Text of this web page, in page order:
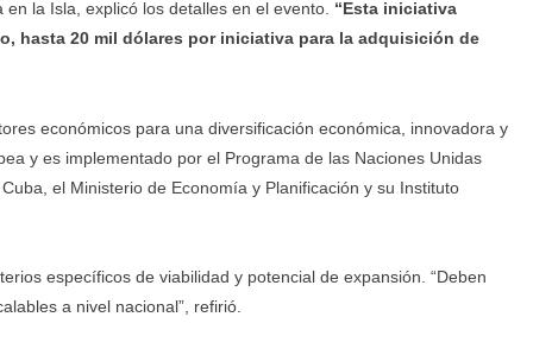
la Isla, explicó los detalles en el evento. “Esta iniciativa
hasta 20 mil dólares por iniciativa para la adquisición de
económicos para una diversificación económica, innovadora y
y es implementado por el Programa de las Naciones Unidas
el Ministerio de Economía y Planificación y su Instituto
específicos de viabilidad y potencial de expansión. “Deben
a nivel nacional”, refirió.